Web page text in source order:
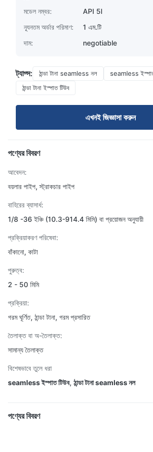
মডেল নম্বর:
API 5l
ন্যূনতম অর্ডার পরিমাণ:
1 এম.টি
দাম:
negotiable
ট্যাগ্স: ঠান্ডা টানা seamless নল
seamless
ঠান্ডা টানা ইস্পাত টিউব
এখনই জিজ্ঞাসা করুন
পণ্যের বিবরণ
আবেদন:
বয়লার পাইপ, স্ট্রাকচার পাইপ
বাহিরের ব্যাসার্ধ:
1/8 -36 ইঞ্চি (10.3-914.4 মিমি) বা প্রয়োজন অনুযায়ী
প্রক্রিয়াকরণ পরিষেবা:
বাঁকানো, কাটা
পুরুত্ব:
2 - 50 মিমি
প্রক্রিয়া:
গরম ঘূর্ণিত, ঠান্ডা টানা, গরম প্রসারিত
তৈলাক্ত বা অ-তৈলাক্ত:
সামান্য তৈলাক্ত
বিশেষভাবে তুলে ধরা
seamless ইস্পাত টিউব, ঠান্ডা টানা seamless নল
পণ্যের বিবরণ